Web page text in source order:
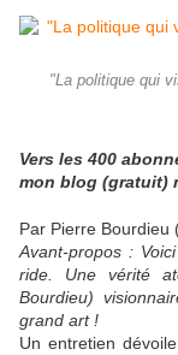
"La politique qui
Vers les 400
mon blog (gratuit)
Par Pierre Bourdieu
Avant-propos :
ride. Une vérité
Bourdieu)
grand art !
Un entretien